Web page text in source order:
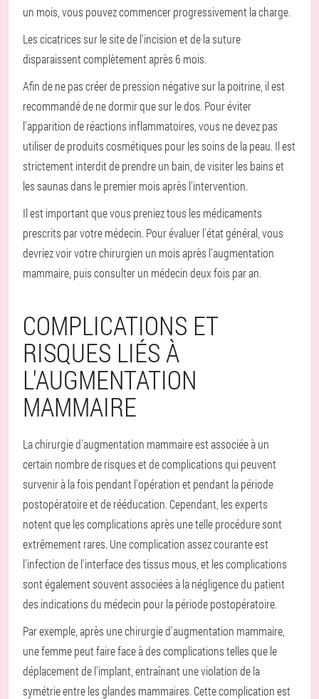
un mois, vous pouvez commencer progressivement la charge.
Les cicatrices sur le site de l'incision et de la suture
disparaissent complètement après 6 mois.
Afin de ne pas créer de pression négative sur la poitrine, il est
recommandé de ne dormir que sur le dos. Pour éviter
l'apparition de réactions inflammatoires, vous ne devez pas
utiliser de produits cosmétiques pour les soins de la peau. Il est
strictement interdit de prendre un bain, de visiter les bains et
les saunas dans le premier mois après l'intervention.
Il est important que vous preniez tous les médicaments
prescrits par votre médecin. Pour évaluer l'état général, vous
devriez voir votre chirurgien un mois après l'augmentation
mammaire, puis consulter un médecin deux fois par an.
COMPLICATIONS ET
RISQUES LIÉS À
L'AUGMENTATION
MAMMAIRE
La chirurgie d'augmentation mammaire est associée à un
certain nombre de risques et de complications qui peuvent
survenir à la fois pendant l'opération et pendant la période
postopératoire et de rééducation. Cependant, les experts
notent que les complications après une telle procédure sont
extrêmement rares. Une complication assez courante est
l'infection de l'interface des tissus mous, et les complications
sont également souvent associées à la négligence du patient
des indications du médecin pour la période postopératoire.
Par exemple, après une chirurgie d'augmentation mammaire,
une femme peut faire face à des complications telles que le
déplacement de l'implant, entraînant une violation de la
symétrie entre les glandes mammaires. Cette complication est